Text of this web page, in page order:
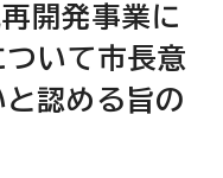
開発事業に
いて市長意
認める旨の